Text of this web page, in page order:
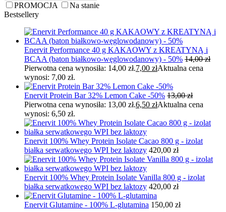
PROMOCJA
Na stanie
Bestsellery
Enervit Performance 40 g KAKAOWY z KREATYNĄ i
BCAA (baton białkowo-węglowodanowy) - 50% 14,00zł
Pierwotna cena wynosiła: 14,00 zł.7,00 złAktualna cena
wynosi: 7,00 zł.
Enervit Protein Bar 32% Lemon Cake -50% 13,00zł
Pierwotna cena wynosiła: 13,00 zł.6,50 złAktualna cena
wynosi: 6,50 zł.
Enervit 100% Whey Protein Isolate Cacao 800 g - izolat
białka serwatkowego WPI bez laktozy 420,00 zł
Enervit 100% Whey Protein Isolate Vanilla 800 g - izolat
białka serwatkowego WPI bez laktozy 420,00 zł
Enervit Glutamine - 100% L-glutamina 150,00 zł